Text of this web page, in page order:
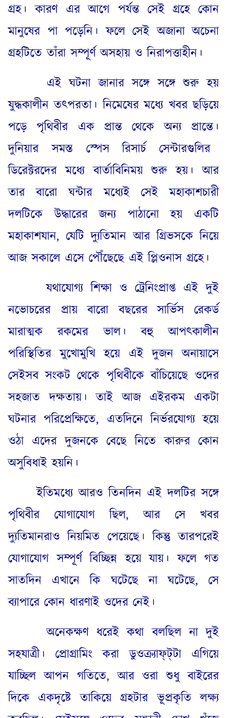
গ্রহ। কারণ এর আগে পর্যন্ত সেই গ্রহে কোন
মানুষের পা পড়েনি । ফলে সেই অজানা অচেনা
গ্রহটিতে তাঁরা সম্পূর্ণ অসহায় ও নিরাপত্তাহীন ।
এই ঘটনা জানার সঙ্গে সঙ্গে শুরু হয়
যুদ্ধকালীন তৎপরতা । নিমেষের মধ্যে খবর ছড়িয়ে
পড়ে পৃথিবীর এক প্রান্ত থেকে অন্য প্রান্তে।
দুনিয়ার সমস্ত স্পেস রিসার্চ সেন্টারগুলির
ডিরেক্টরদের মধ্যে বার্তাবিনিময় শুরু হয় । আর
তার বারো ঘন্টার মধ্যেই সেই মহাকাশচারী
দলটিকে উদ্ধারের জন্য পাঠানো হয় একটি
মহাকাশযান,যেটি দ্যুতিমান আর গ্রিভসকে নিয়ে
আজ সকালে এসে পৌঁছেছে এই প্লিওনাস গ্রহে।
যথাযোগ্য শিক্ষা ও ট্রেনিংপ্রাপ্ত এই দুই
নভোচরের প্রায় বারো বছরের সার্ভিস রেকর্ড
মারাত্মক রকমের ভাল। বহু আপৎকালীন
পরিস্থিতির মুখোমুখি হয়ে এই দুজন অনায়াসে
সেইসব সংকট থেকে পৃথিবীকে বাঁচিয়েছে ওদের
সহজাত দক্ষতায়। তাই আজ এইরকম একটা
ঘটনার পরিপ্রেক্ষিতে, এতদিনে নির্ভরযোগ্য হয়ে
ওঠা এদের দুজনকে বেছে নিতে কারুর কোন
অসুবিধাই হয়নি ।
ইতিমধ্যে আরও তিনদিন এই দলটির সঙ্গে
পৃথিবীর যোগাযোগ ছিল,আর সে খবর
দ্যুতিমানরাও নিয়মিত পেয়েছে। কিন্তু তারপরেই
যোগাযোগ সম্পূর্ণ বিচ্ছিন্ন হয়ে যায় । ফলে গত
সাতদিন এখানে কি ঘটেছে না ঘটেছে,সে
ব্যাপারে কোন ধারণাই ওদের নেই ।
অনেকক্ষণ ধরেই কথা বলছিল না দুই
সহযাত্রী। প্রোগ্রামিং করা ডুওক্র্যাফ্‌ট্‌টা এগিয়ে
যাচ্ছিল আপন গতিতে,আর ওরা শুধু বাইরের
দিকে একদৃষ্টে তাকিয়ে গ্রহটার ভূপ্রকৃতি লক্ষ্য